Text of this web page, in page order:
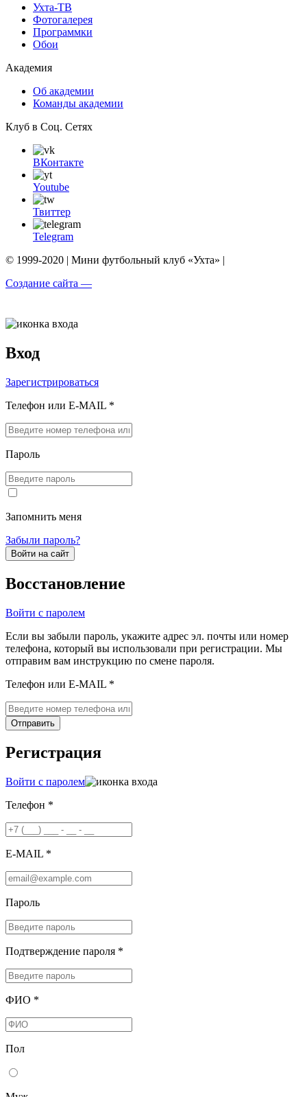
Ухта-ТВ
Фотогалерея
Программки
Обои
Академия
Об академии
Команды академии
Клуб в Соц. Сетях
ВКонтакте
Youtube
Твиттер
Telegram
© 1999-2020 | Мини футбольный клуб «Ухта» |
Создание сайта —
Вход
Зарегистрироваться
Телефон или E-MAIL *
Пароль
Запомнить меня
Забыли пароль?
Войти на сайт
Восстановление
Войти с паролем
Если вы забыли пароль, укажите адрес эл. почты или номер
телефона, который вы использовали при регистрации. Мы
отправим вам инструкцию по смене пароля.
Телефон или E-MAIL *
Отправить
Регистрация
Войти с паролем
Телефон *
E-MAIL *
Пароль
Подтверждение пароля *
ФИО *
Пол